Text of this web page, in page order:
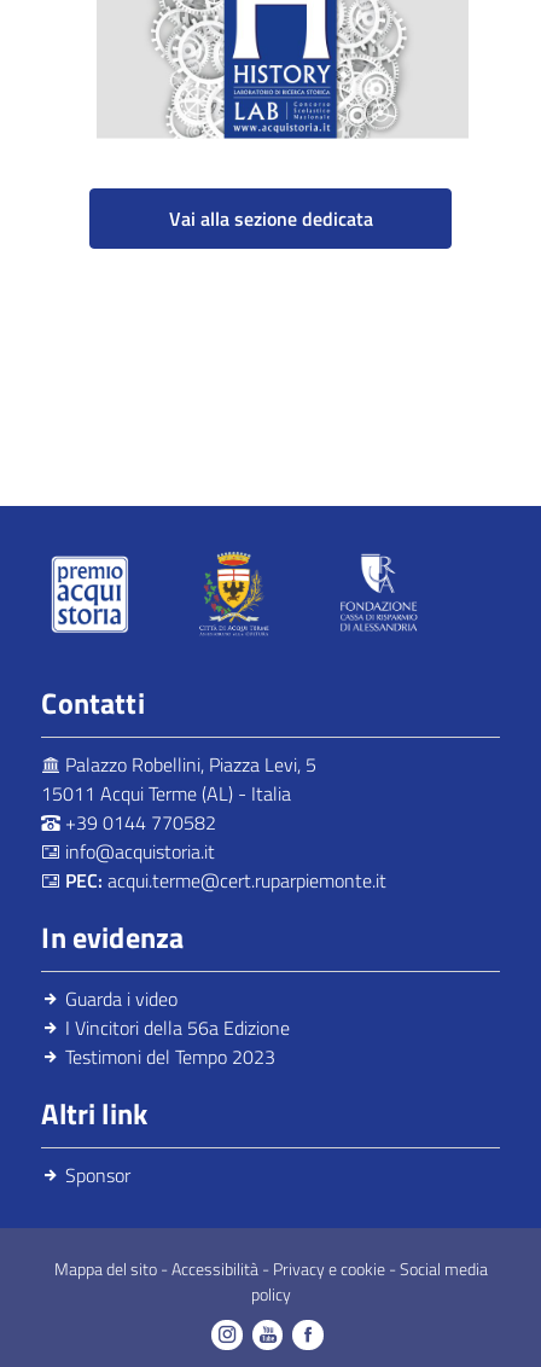
Vai alla sezione dedicata
Contatti
Palazzo Robellini, Piazza Levi, 5
15011 Acqui Terme (AL) - Italia
+39 0144 770582
info@acquistoria.it
PEC: acqui.terme@cert.ruparpiemonte.it
In evidenza
Guarda i video
I Vincitori della 56a Edizione
Testimoni del Tempo 2023
Altri link
Sponsor
Mappa del sito-Accessibilità-Privacy e cookie-Social media
policy